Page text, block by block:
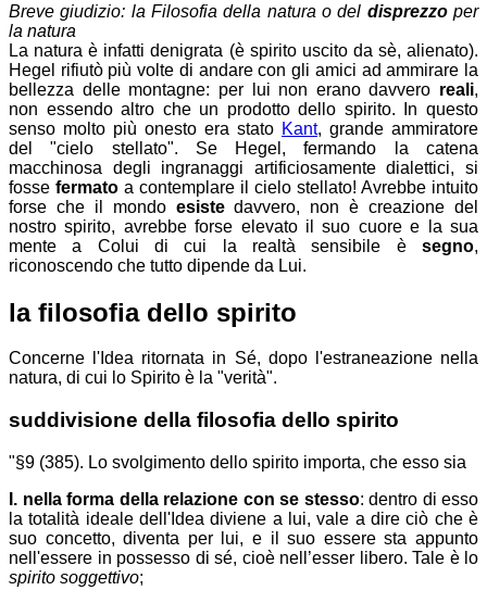
Breve giudizio: la Filosofia della natura o del disprezzoper
la natura
La natura è infatti denigrata (è spirito uscito da sè, alienato).
Hegel rifiutò più volte di andare con gli amici ad ammirare la
bellezza delle montagne: per lui non erano davvero reali,
non essendo altro che un prodotto dello spirito. In questo
senso molto più onesto era stato Kant, grande ammiratore
del "cielo stellato". Se Hegel, fermando la catena
macchinosa degli ingranaggi artificiosamente dialettici, si
fosse fermato a contemplare il cielo stellato! Avrebbe intuito
forse che il mondo esistedavvero, non è creazione del
nostro spirito, avrebbe forse elevato il suo cuore e la sua
mente a Colui di cui la realtà sensibile è segno,
riconoscendo che tutto dipende da Lui.
la filosofia dello spirito
Concerne l'Idea ritornata in Sé, dopo l'estraneazione nella
natura, di cui lo Spirito è la "verità".
suddivisione della filosofia dello spirito
"§9 (385). Lo svolgimento dello spirito importa, che esso sia
I. nella forma della relazione con se stesso: dentro di esso
la totalità ideale dell'Idea diviene a lui, vale a dire ciò che è
suo concetto, diventa per lui, e il suo essere sta appunto
nell'essere in possesso di sé, cioè nell’esser libero. Tale è lo
spirito soggettivo;